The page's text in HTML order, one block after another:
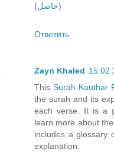
(حاصل)
Ответить
Zayn Khaled
This Surah Kauthar
the surah and its
each verse. It is a
learn more about
includes a glossary
explanation.